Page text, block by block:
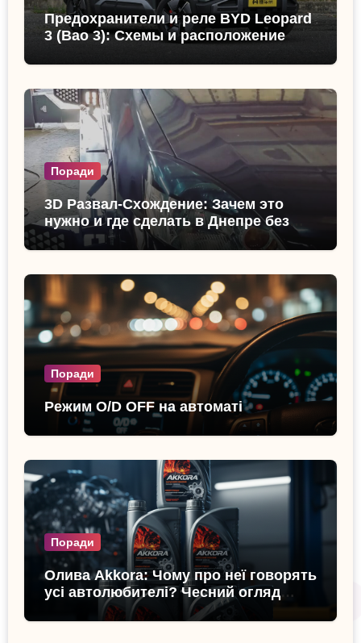
Предохранители и реле BYD Leopard
3 (Bao 3): Схемы и расположение
Поради
3D Развал-Схождение: Зачем это
нужно и где сделать в Днепре без
очереди?
Поради
Режим O/D OFF на автоматі
Поради
Олива Akkora: Чому про неї говорять
усі автолюбителі? Чесний огляд